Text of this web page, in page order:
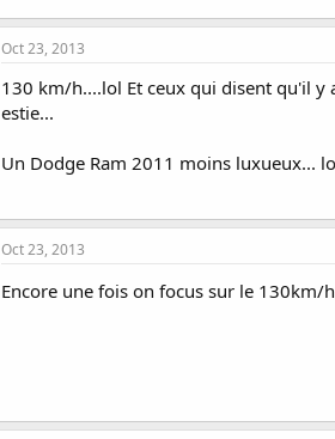
Oct 23, 2013
130 km/h....lol Et ceux qui disent qu'il y
estie...
Un Dodge Ram 2011 moins luxueux...
Oct 23, 2013
Encore une fois on focus sur le 130km/h